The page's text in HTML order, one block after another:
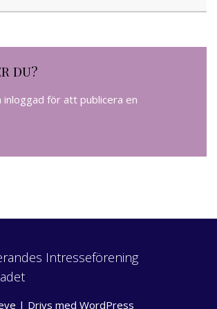
DU?
inloggad för att publicera en
Intresseförening
| Drivs med WordPress